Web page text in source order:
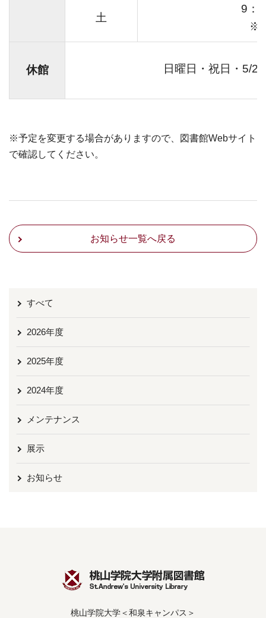
土
9：
休館 日曜日・祝日・5/2
※予定を変更する場合がありますので、図書館Webサイト
で確認してください。
お知らせ一覧へ戻る
すべて
2026年度
2025年度
2024年度
メンテナンス
展示
お知らせ
桃山学院大学＜和泉キャンパス＞